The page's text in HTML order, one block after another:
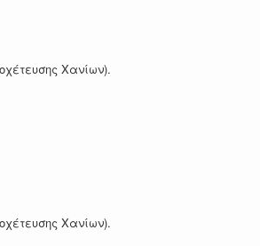
Χανίων).
Χανίων).